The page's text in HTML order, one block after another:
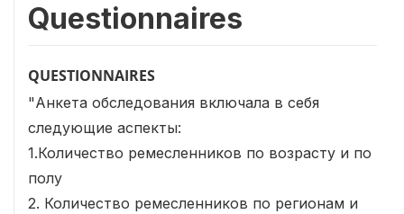
Questionnaires
QUESTIONNAIRES
"Анкета обследования включала в себя
следующие аспекты:
1.Количество ремесленников по возрасту и по
полу
2. Количество ремесленников по регионам и